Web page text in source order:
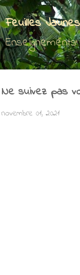
Feuilles Jaunes
Ne suivez pas
novembre 01, 2021